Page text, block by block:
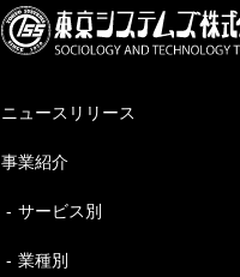
ニュースリリース
事業紹介
サービス別
業種別